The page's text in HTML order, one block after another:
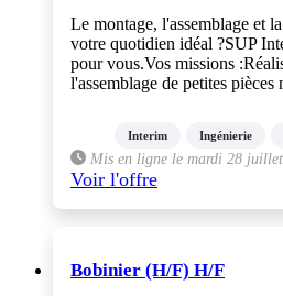
Le montage, l'assemblage et
votre quotidien idéal ?SUP
pour vous.Vos missions
l'assemblage de petites pièces
Interim Ingénierie
Mis en ligne le mardi 28
Voir l'offre
Bobinier (H/F) H/F